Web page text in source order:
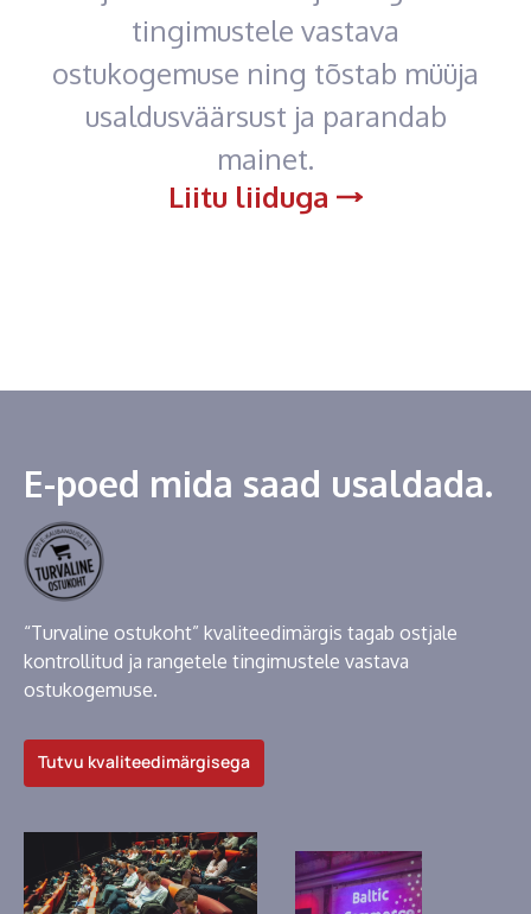
tingimustele vastava
ostukogemuse ning tõstab müüja
usaldusväärsust ja parandab
mainet.
Liitu liiduga
E-poed mida saad usaldada.
“Turvaline ostukoht” kvaliteedimärgis tagab ostjale
kontrollitud ja rangetele tingimustele vastava
ostukogemuse.
Tutvu kvaliteedimärgisega